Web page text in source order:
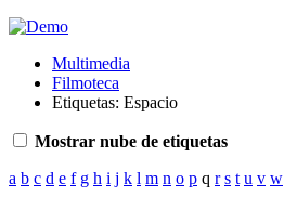
Multimedia
Filmoteca
Etiquetas: Espacio
Mostrar nube de etiquetas
a b c d e f g h i j k l m n o p q r s t u v w